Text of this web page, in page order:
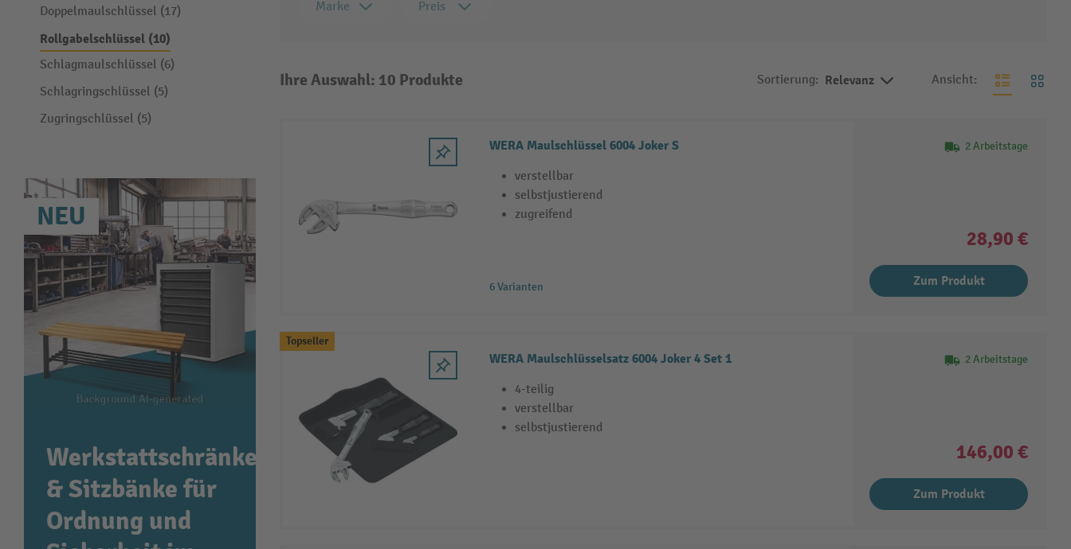
Doppelmaulschlüssel (17)
Rollgabelschlüssel (10)
Schlagmaulschlüssel (6)
Schlagringschlüssel (5)
Zugringschlüssel (5)
NEU
Werkstattschränke
& Sitzbänke für
Ordnung und
Marke Preis
Ihre Auswahl: 10 Produkte Sortierung: Relevanz Ansicht:
WERA Maulschlüssel 6004 Joker S
verstellbar
selbstjustierend
zugreifend
6 Varianten
2 Arbeitstage
28,90 €
Zum Produkt
Topseller
WERA Maulschlüsselsatz 6004 Joker 4 Set 1
4-teilig
verstellbar
selbstjustierend
2 Arbeitstage
146,00 €
Zum Produkt